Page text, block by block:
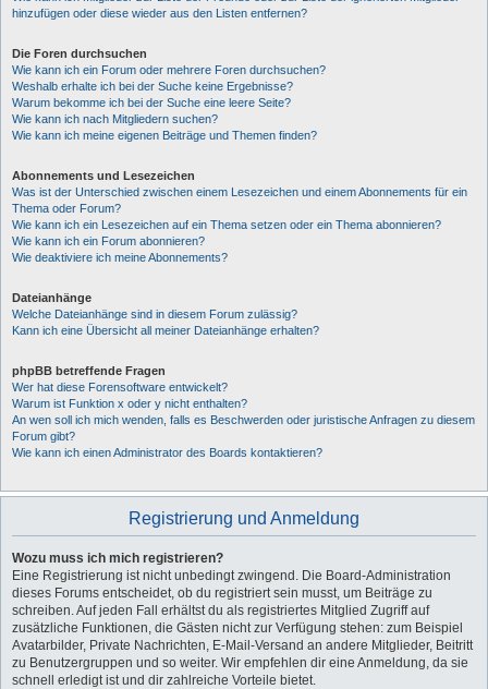
hinzufügen oder diese wieder aus den Listen entfernen?
Die Foren durchsuchen
Wie kann ich ein Forum oder mehrere Foren durchsuchen?
Weshalb erhalte ich bei der Suche keine Ergebnisse?
Warum bekomme ich bei der Suche eine leere Seite?
Wie kann ich nach Mitgliedern suchen?
Wie kann ich meine eigenen Beiträge und Themen finden?
Abonnements und Lesezeichen
Was ist der Unterschied zwischen einem Lesezeichen und einem Abonnements für ein
Thema oder Forum?
Wie kann ich ein Lesezeichen auf ein Thema setzen oder ein Thema abonnieren?
Wie kann ich ein Forum abonnieren?
Wie deaktiviere ich meine Abonnements?
Dateianhänge
Welche Dateianhänge sind in diesem Forum zulässig?
Kann ich eine Übersicht all meiner Dateianhänge erhalten?
phpBB betreffende Fragen
Wer hat diese Forensoftware entwickelt?
Warum ist Funktion x oder y nicht enthalten?
An wen soll ich mich wenden, falls es Beschwerden oder juristische Anfragen zu diesem
Forum gibt?
Wie kann ich einen Administrator des Boards kontaktieren?
Registrierung und Anmeldung
Wozu muss ich mich registrieren?
Eine Registrierung ist nicht unbedingt zwingend. Die Board-Administration
dieses Forums entscheidet, ob du registriert sein musst, um Beiträge zu
schreiben. Auf jeden Fall erhältst du als registriertes Mitglied Zugriff auf
zusätzliche Funktionen, die Gästen nicht zur Verfügung stehen: zum Beispiel
Avatarbilder, Private Nachrichten, E-Mail-Versand an andere Mitglieder, Beitritt
zu Benutzergruppen und so weiter. Wir empfehlen dir eine Anmeldung, da sie
schnell erledigt ist und dir zahlreiche Vorteile bietet.